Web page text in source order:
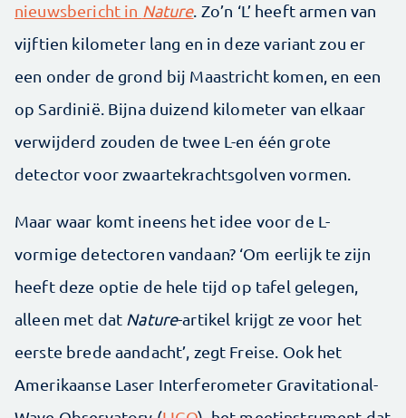
nieuwsbericht in Nature. Zo’n ‘L’ heeft armen van
vijftien kilometer lang en in deze variant zou er
een onder de grond bij Maastricht komen, en een
op Sardinië. Bijna duizend kilometer van elkaar
verwijderd zouden de twee L-en één grote
detector voor zwaartekrachtsgolven vormen.
Maar waar komt ineens het idee voor de L-
vormige detectoren vandaan? ‘Om eerlijk te zijn
heeft deze optie de hele tijd op tafel gelegen,
alleen met dat Nature-artikel krijgt ze voor het
eerste brede aandacht’, zegt Freise. Ook het
Amerikaanse Laser Interferometer Gravitational-